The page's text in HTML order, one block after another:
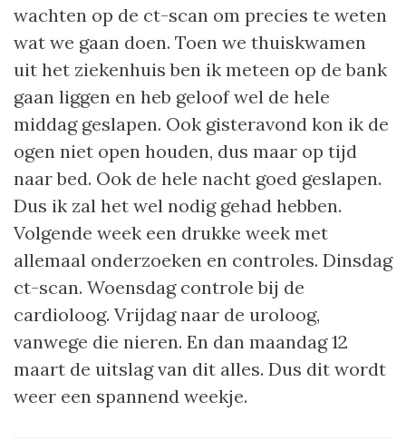
wachten op de ct-scan om precies te weten
wat we gaan doen. Toen we thuiskwamen
uit het ziekenhuis ben ik meteen op de bank
gaan liggen en heb geloof wel de hele
middag geslapen. Ook gisteravond kon ik de
ogen niet open houden, dus maar op tijd
naar bed. Ook de hele nacht goed geslapen.
Dus ik zal het wel nodig gehad hebben.
Volgende week een drukke week met
allemaal onderzoeken en controles. Dinsdag
ct-scan. Woensdag controle bij de
cardioloog. Vrijdag naar de uroloog,
vanwege die nieren. En dan maandag 12
maart de uitslag van dit alles. Dus dit wordt
weer een spannend weekje.